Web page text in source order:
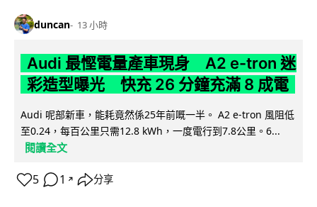
duncan 13 小時
Audi 最慳電量產車現身 A2 e-tron 迷
彩造型曝光 快充 26 分鐘充滿 8 成電
Audi 呢部新車，能耗竟然係25年前嘅一半。 A2 e-tron 風阻低
至0.24，每百公里只需12.8 kWh，一度電行到7.8公里。6...
閱讀全文
5 1 ↗ 分享